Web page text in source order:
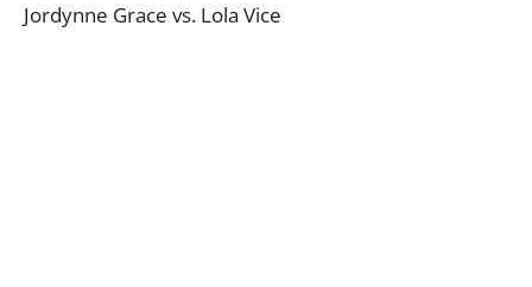
Jordynne Grace vs. Lola Vice